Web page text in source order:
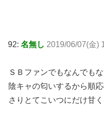
92: 名無し 2019/06/07(金)
ＳＢファンでもなんでも
陰キャの匂いするから順
さりとてこいつにだけ甘